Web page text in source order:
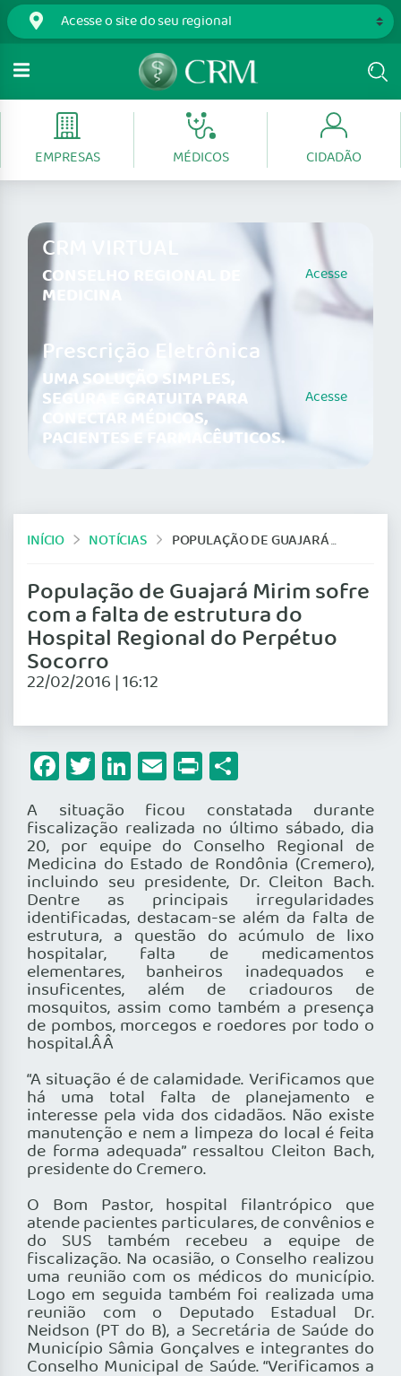
EMPRESAS MÉDICOS CIDADÃO
CRM VIRTUAL
CONSELHO REGIONAL DE
MEDICINA
Acesse
Prescrição Eletrônica
UMA SOLUÇÃO SIMPLES,
SEGURA E GRATUITA PARA
CONECTAR MÉDICOS,
PACIENTES E FARMACÊUTICOS.
Acesse
INÍCIO NOTÍCIAS POPULAÇÃO DE GUAJARÁ MIRIM SOFRE COM A FALTA DE ESTRUTURA DO HOSPITAL REGIONAL DO PERPÉTUO SOCORRO
População de Guajará Mirim sofre
com a falta de estrutura do
Hospital Regional do Perpétuo
Socorro
22/02/2016 | 16:12
Facebook
Twitter
LinkedIn
Email
Print
A situação ficou constatada durante
fiscalização realizada no último sábado, dia
20, por equipe do Conselho Regional de
Medicina do Estado de Rondônia (Cremero),
incluindo seu presidente, Dr. Cleiton Bach.
Dentre as principais irregularidades
identificadas, destacam-se além da falta de
estrutura, a questão do acúmulo de lixo
hospitalar, falta de medicamentos
elementares, banheiros inadequados e
insuficentes, além de criadouros de
mosquitos, assim como também a presença
de pombos, morcegos e roedores por todo o
hospital.ÂÂ
“A situação é de calamidade. Verificamos que
há uma total falta de planejamento e
interesse pela vida dos cidadãos. Não existe
manutenção e nem a limpeza do local é feita
de forma adequada” ressaltou Cleiton Bach,
presidente do Cremero.
O Bom Pastor, hospital filantrópico que
atende pacientes particulares, de convênios e
do SUS também recebeu a equipe de
fiscalização. Na ocasião, o Conselho realizou
uma reunião com os médicos do município.
Logo em seguida também foi realizada uma
reunião com o Deputado Estadual Dr.
Neidson (PT do B), a Secretária de Saúde do
Município Sâmia Gonçalves e integrantes do
Conselho Municipal de Saúde. “Verificamos a